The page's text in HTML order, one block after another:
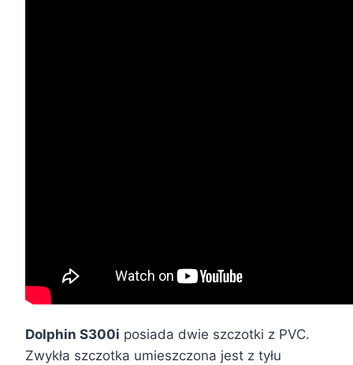
Dolphin S300i posiada dwie szczotki z PVC.
Zwykła szczotka umieszczona jest z tyłu